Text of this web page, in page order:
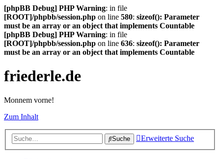
[phpBB Debug] PHP Warning: in file
[ROOT]/phpbb/session.php on line 580: sizeof(): Parameter
must be an array or an object that implements Countable
[phpBB Debug] PHP Warning: in file
[ROOT]/phpbb/session.php on line 636: sizeof(): Parameter
must be an array or an object that implements Countable
friederle.de
Monnem vorne!
Zum Inhalt
Suche Erweiterte Suche